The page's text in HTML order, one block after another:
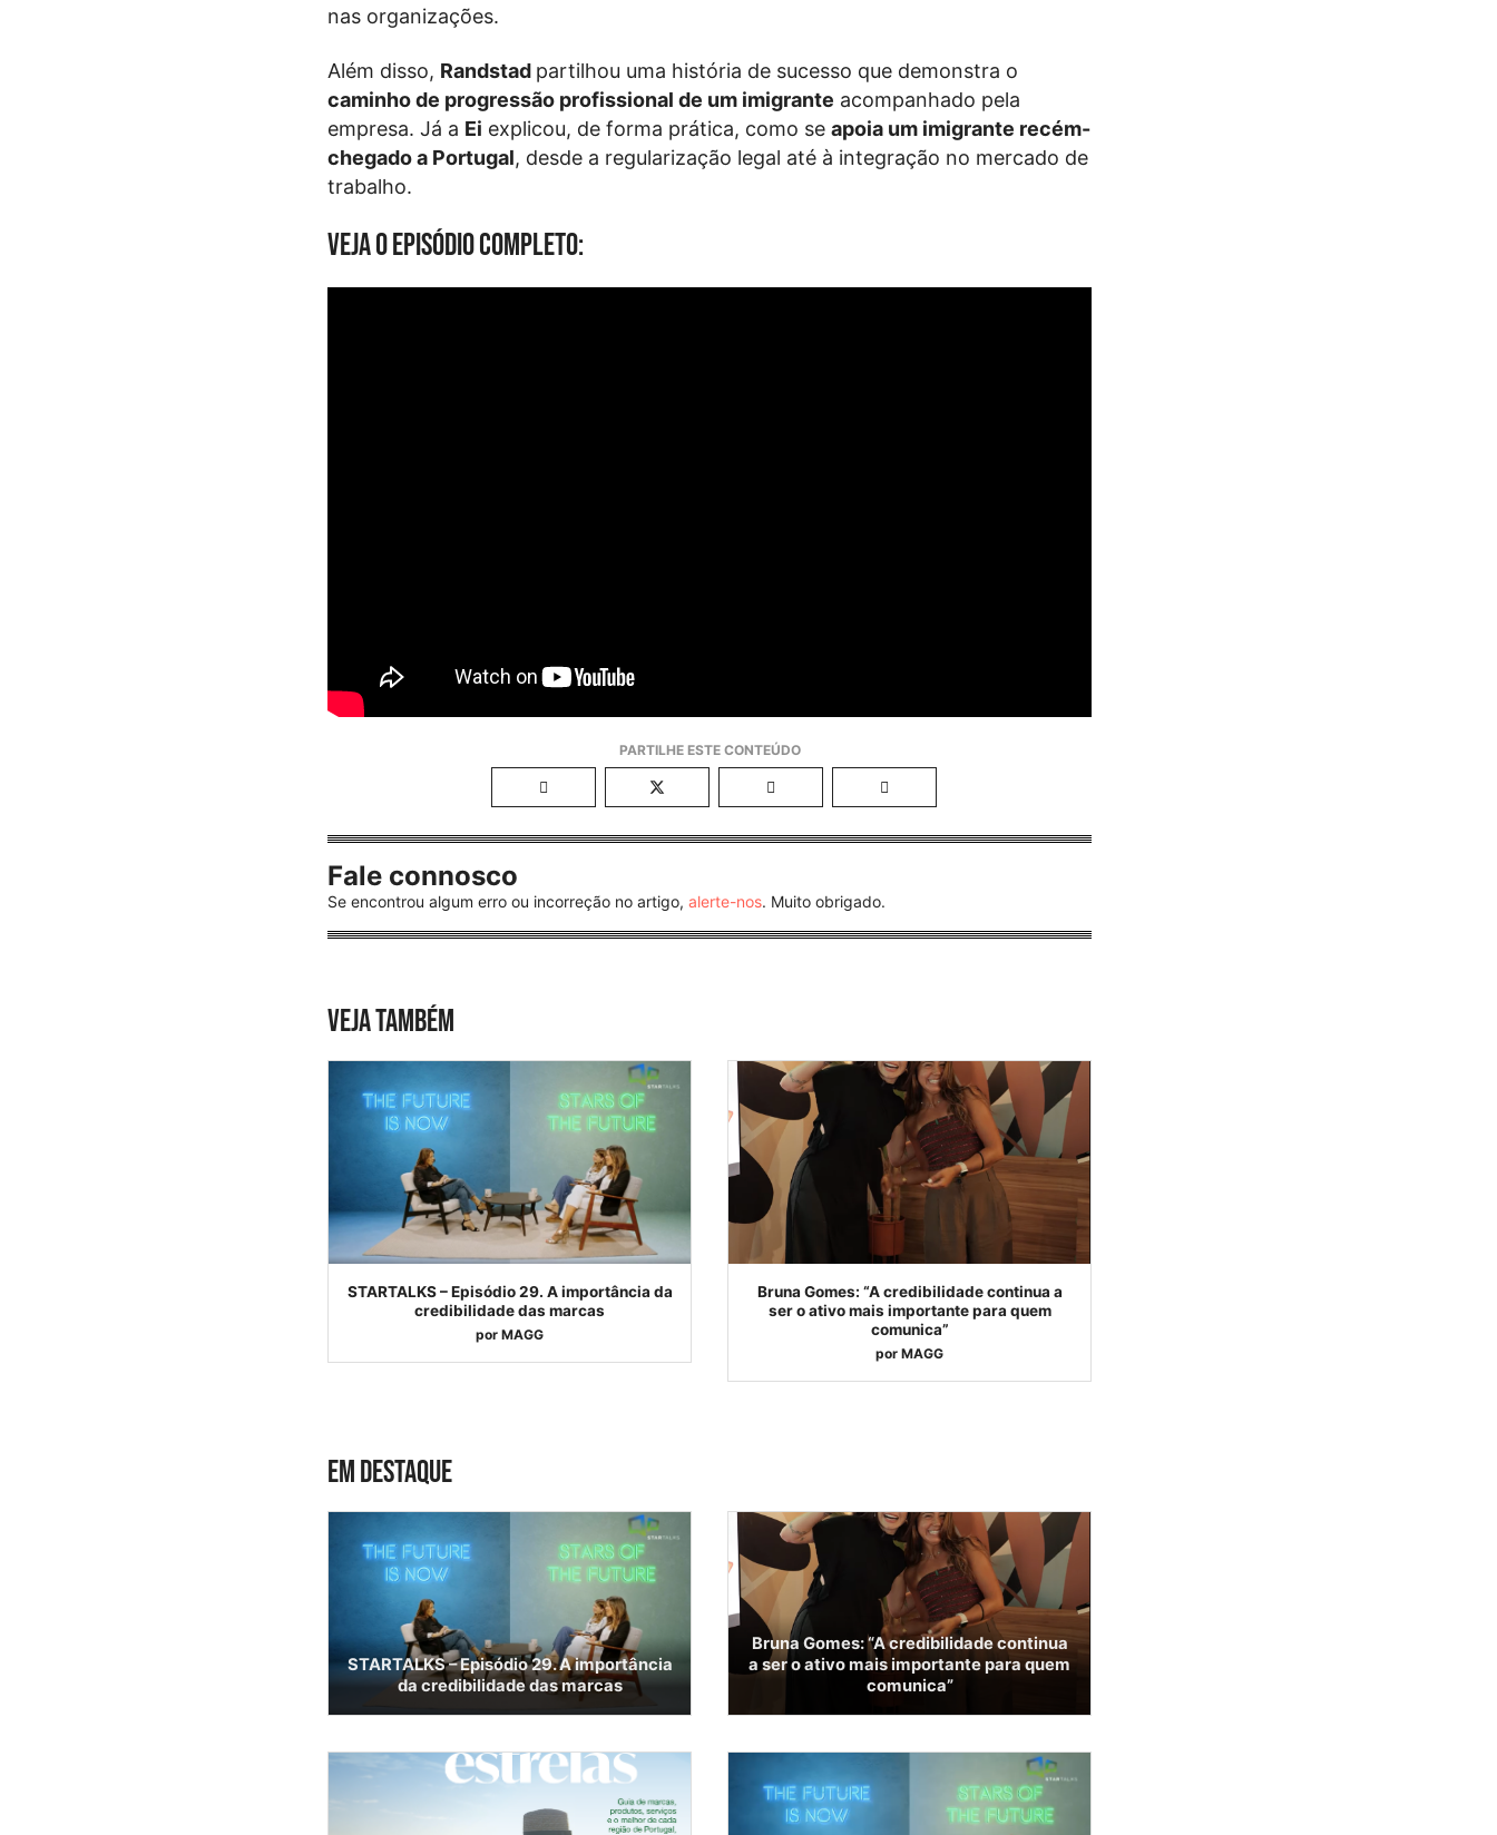
nas organizações.
Além disso, Randstad partilhou uma história de sucesso que demonstra o
caminho de progressão profissional de um imigrante acompanhado pela
empresa. Já a Ei explicou, de forma prática, como seapoia um imigrante recém-
chegado a Portugal, desde a regularização legal até à integração no mercado de
trabalho.
Veja o episódio completo:
Fale connosco
Se encontrou algum erro ou incorreção no artigo,alerte-nos. Muito obrigado.
VEJA TAMBÉM
STARTALKS – Episódio 29. A importância da
credibilidade das marcas
por MAGG
Bruna Gomes: “A credibilidade continua a
ser o ativo mais importante para quem
comunica”
por MAGG
EM DESTAQUE
STARTALKS – Episódio 29. A importância
da credibilidade das marcas
Bruna Gomes: “A credibilidade continua
a ser o ativo mais importante para quem
comunica”